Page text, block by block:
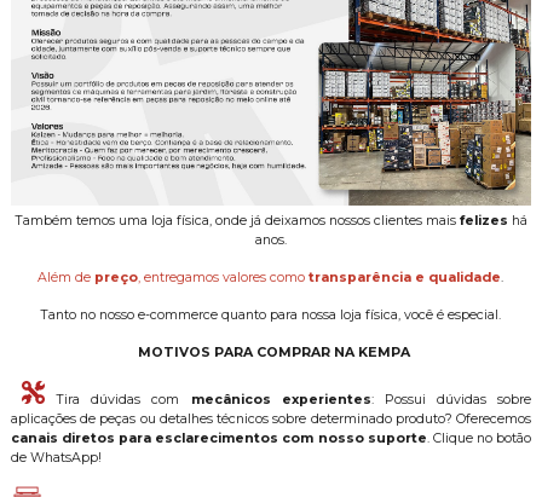
Também temos uma loja física, onde já deixamos nossos clientes mais felizes há
anos.
Além de preço , entregamos valores comotransparência e qualidade
Tanto no nosso e-commerce quanto para nossa loja física, você é especial.
MOTIVOS PARA COMPRAR NA KEMPA
Tira dúvidas com mecânicos experientes: Possui dúvidas sobre
aplicações de peças ou detalhes técnicos sobre determinado produto? Oferecemos
canais diretos para esclarecimentos com nosso suporte . Clique no botão
de WhatsApp!